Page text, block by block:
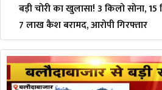
बड़ी चोरी का खुलासा! 3 किलो सोना,
7 लाख कैश बरामद, आरोपी गिरफ्तार